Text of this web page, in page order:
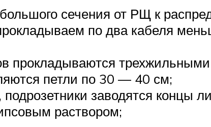
сечения от РЩ к
по два кабеля
прокладываются
петли по 30 — 40 см;
заводятся концы
раствором;